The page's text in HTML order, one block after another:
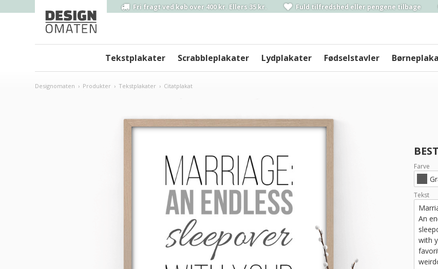
Fri fragt ved køb over 400 kr. Ellers 35 kr. Fuld tilfredshed eller pengene tilbage
Tekstplakater Scrabbleplakater Lydplakater Fødselstavler
Designomaten › Produkter › Tekstplakater › Citatplakat
Farve
Tekst